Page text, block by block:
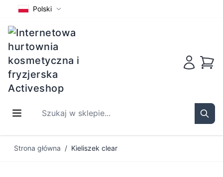
Polski
Szukaj w sklepie...
Strona główna / Kieliszek clear